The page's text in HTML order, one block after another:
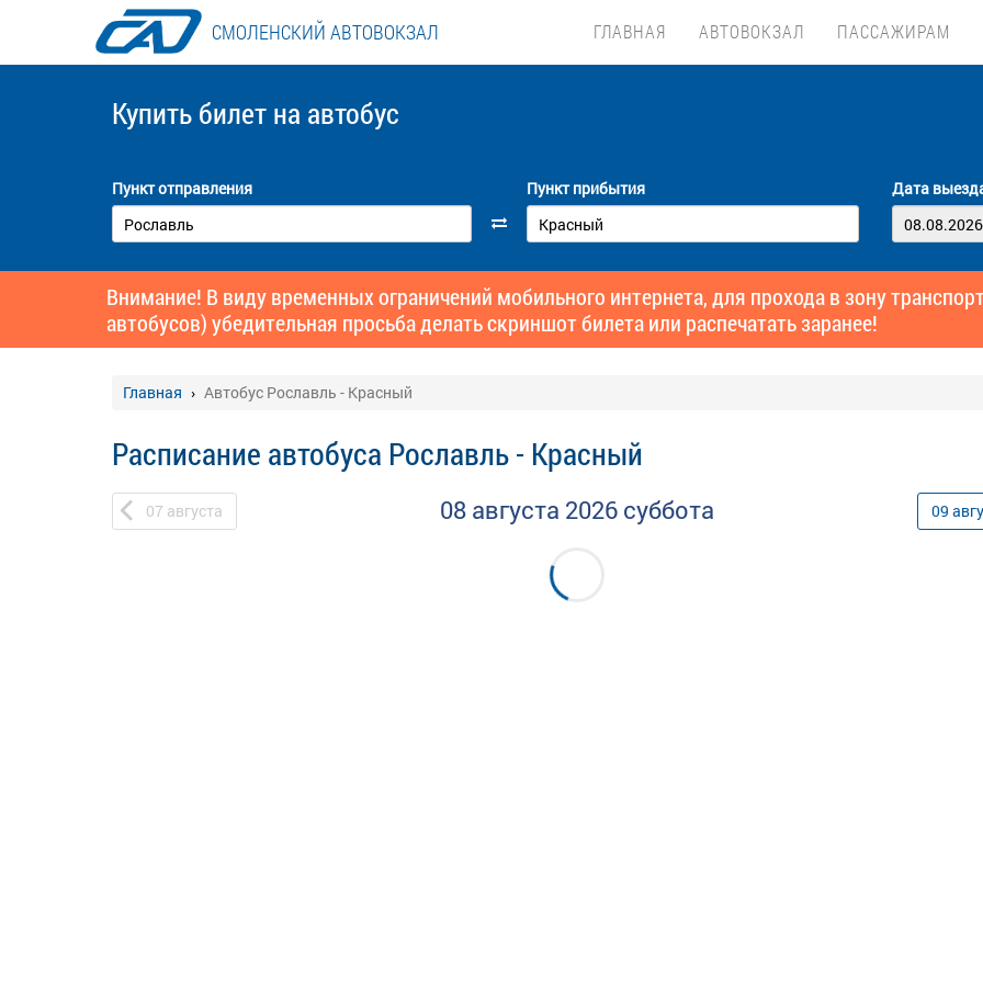
СМОЛЕНСКИЙ АВТОВОКЗАЛ ГЛАВНАЯ АВТОВОКЗАЛ ПАССАЖИРАМ
Купить билет на автобус
Пункт отправления Пункт прибытия Дата
Внимание! В виду временных ограничений мобильного интернета, для прохода в зону
автобусов) убедительная просьба делать скриншот билета или распечатать заранее!
Главная Автобус Рославль - Красный
Расписание автобуса Рославль - Красный
07 августа 08 августа 2026 суббота 09